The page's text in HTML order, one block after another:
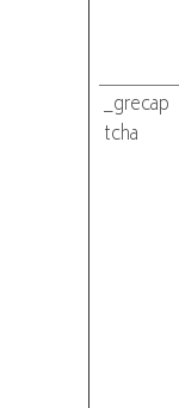
_grecap
tcha